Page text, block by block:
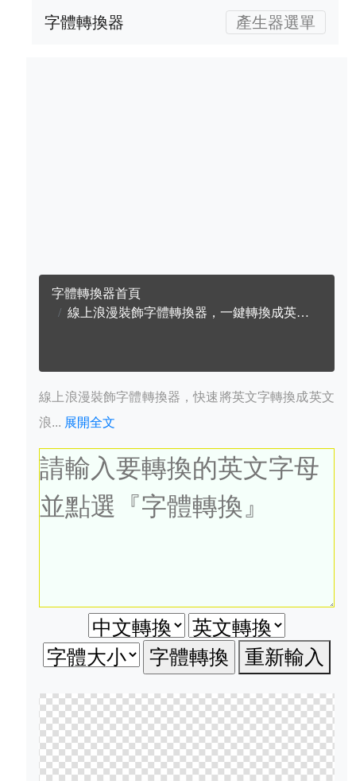
字體轉換器 產生器選單
字體轉換器首頁
線上浪漫裝飾字體轉換器，一鍵轉換成英文浪漫裝飾字體
線上浪漫裝飾字體轉換器，快速將英文字轉換成英文
浪... 展開全文
重新輸入